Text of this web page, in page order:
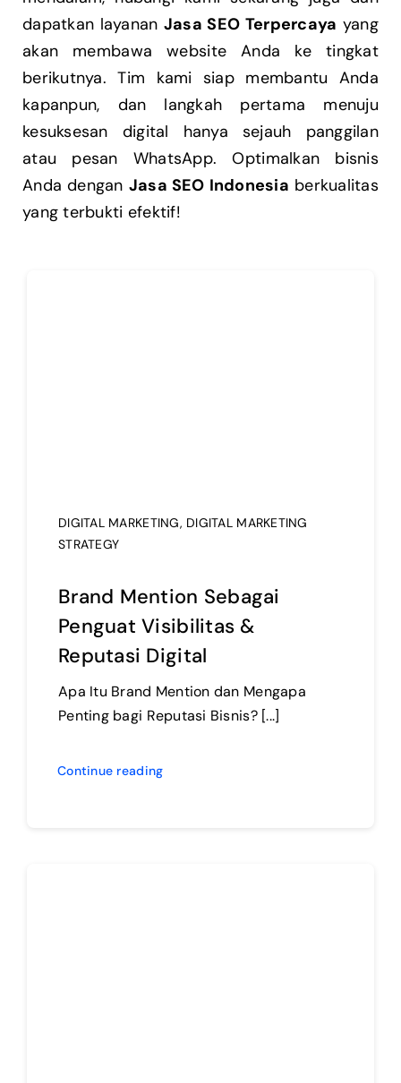
dapatkan layanan Jasa SEO Terpercaya yang
akan membawa website Anda ke tingkat
berikutnya. Tim kami siap membantu Anda
kapanpun, dan langkah pertama menuju
kesuksesan digital hanya sejauh panggilan
atau pesan WhatsApp. Optimalkan bisnis
Anda dengan Jasa SEO Indonesia berkualitas
yang terbukti efektif!
DIGITAL MARKETING, DIGITAL MARKETING
STRATEGY
Brand Mention Sebagai
Penguat Visibilitas &
Reputasi Digital
Apa Itu Brand Mention dan Mengapa
Penting bagi Reputasi Bisnis? [...]
Continue reading